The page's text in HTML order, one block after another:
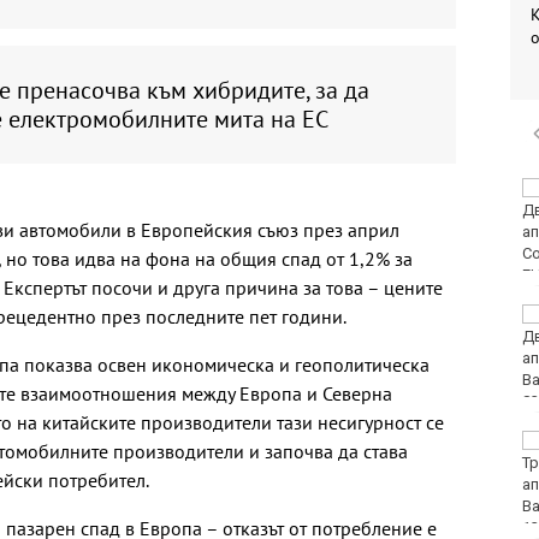
пренасочва към хибридите, за да
електромобилните мита на ЕС
автомобили в Европeйския съюз през април
но това идва на фона на общия спад от 1,2% за
посочи и друга причина за това – цените
през последните пет години.
показва освен икономическа и геополитическа
взаимоотношения между Европа и Северна
на китайските производители тази несигурност се
производители и започва да става
потребител.
спад в Европа – отказът от потребление е
водеща към Морска
гара-Варна
Валежи в
днес
реагирали на 136
денонощие